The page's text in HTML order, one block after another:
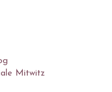
Mitwitz